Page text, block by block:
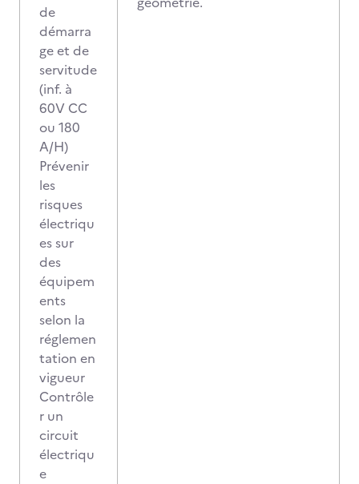
de
démarra
ge et de
servitude
(inf. à
60V CC
ou 180
A/H)
Prévenir
les
risques
électriqu
es sur
des
équipem
ents
selon la
réglemen
tation en
vigueur
Contrôle
r un
circuit
électriqu
e